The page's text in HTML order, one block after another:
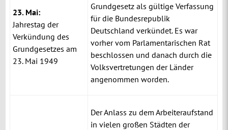
23. Mai:
Jahrestag der
Verkündung des
Grundgesetzes am
23. Mai 1949
Grundgesetz als gültige Verfassung
für die Bundesrepublik
Deutschland verkündet. Es war
vorher vom Parlamentarischen Rat
beschlossen und danach durch die
Volksvertretungen der Länder
angenommen worden.
Der Anlass zu dem Arbeiteraufstand
in vielen großen Städten der